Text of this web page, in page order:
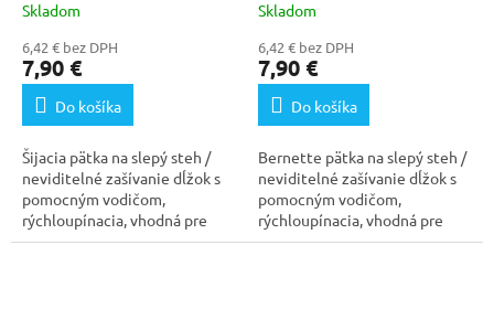
Skladom
6,42 € bez DPH
7,90 €
Do košíka
Šijacia pätka na slepý steh /
neviditelné zašívanie dĺžok s
pomocným vodičom,
rýchloupínacia, vhodná pre
šijacie stroje so...
Skladom
6,42 € bez DPH
7,90 €
Do košíka
Bernette pätka na slepý steh /
neviditelné zašívanie dĺžok s
pomocným vodičom,
rýchloupínacia, vhodná pre
modely šijacích...